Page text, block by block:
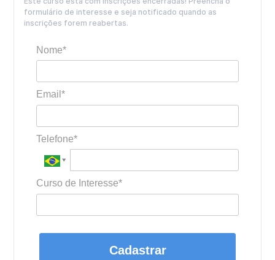
formulário de interesse e seja notificado quando as
inscrições forem reabertas.
Nome*
Email*
Telefone*
Curso de Interesse*
Cadastrar